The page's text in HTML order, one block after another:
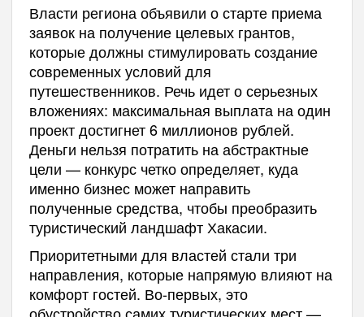
Власти региона объявили о старте приема
заявок на получение целевых грантов,
которые должны стимулировать создание
современных условий для
путешественников. Речь идет о серьезных
вложениях: максимальная выплата на один
проект достигнет 6 миллионов рублей.
Деньги нельзя потратить на абстрактные
цели — конкурс четко определяет, куда
именно бизнес может направить
полученные средства, чтобы преобразить
туристический ландшафт Хакасии.
Приоритетными для властей стали три
направления, которые напрямую влияют на
комфорт гостей. Во-первых, это